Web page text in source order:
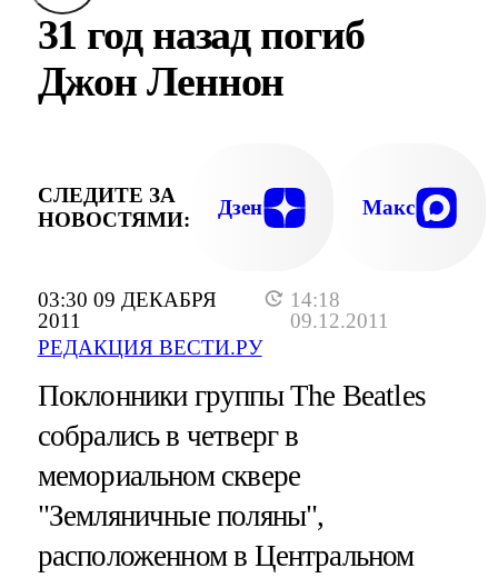
03:30 09 ДЕКАБРЯ
2011
14:18
09.12.2011
РЕДАКЦИЯ ВЕСТИ.РУ
31 год назад погиб
Джон Леннон
СЛЕДИТЕ ЗА
НОВОСТЯМИ:
Дзен Макс
Поклонники группы The Beatles
собрались в четверг в
мемориальном сквере
"Земляничные поляны",
расположенном в Центральном